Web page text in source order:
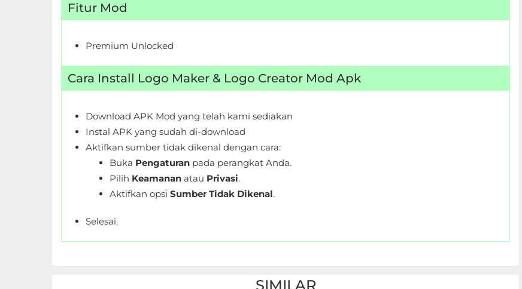
Photography
Fitur Mod
Premium Unlocked
Cara Install Logo Maker & Logo Creator Mod Apk
Download APK Mod yang telah kami sediakan
Instal APK yang sudah di-download
Aktifkan sumber tidak dikenal dengan cara:
Buka Pengaturan pada perangkat Anda.
Pilih Keamanan atau Privasi.
Aktifkan opsi Sumber Tidak Dikenal.
Selesai.
SIMILAR